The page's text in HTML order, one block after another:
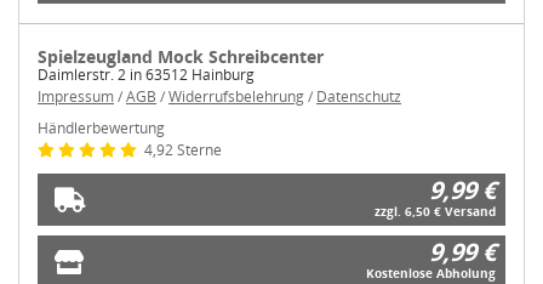
Spielzeugland Mock Schreibcenter
Daimlerstr. 2 in 63512 Hainburg
Impressum/AGB /Widerrufsbelehrung/ Datenschutz
Händlerbewertung
4,92 Sterne
9,99 €
zzgl. 6,50 € Versand
9,99 €
Kostenlose Abholung